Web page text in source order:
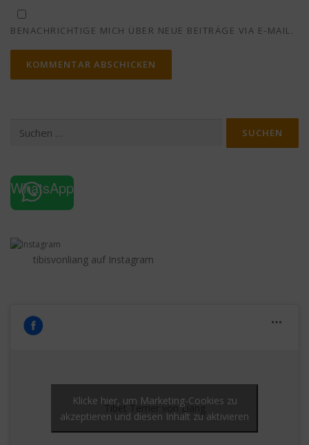
BENACHRICHTIGE MICH ÜBER NEUE BEITRÄGE VIA E-MAIL.
nach:
WhatsApp
tibisvonliang auf Instagram
Tibet Terrier von Liáng
Klicke hier, um Marketing-Cookies zu
akzeptieren und diesen Inhalt zu aktivieren